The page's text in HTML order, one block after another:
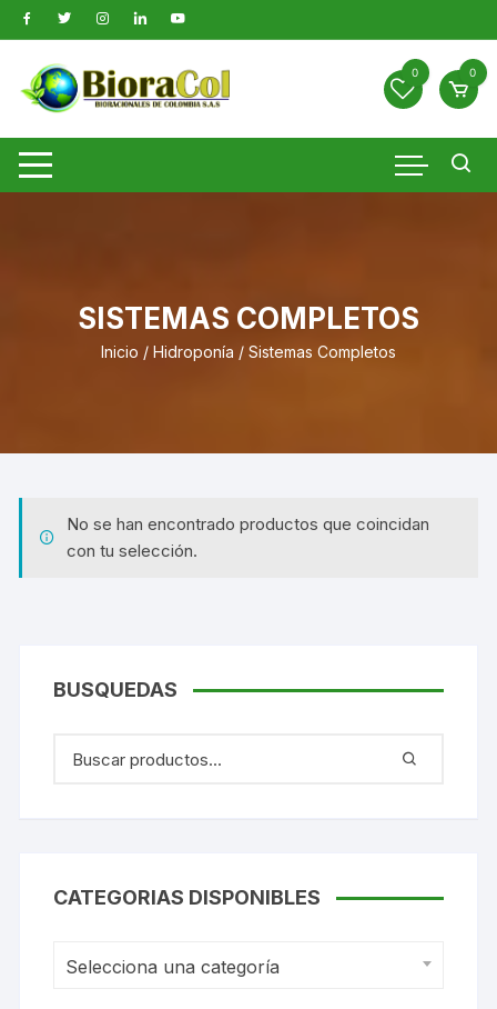
Saltar
al
contenido
0 0
SISTEMAS COMPLETOS
Inicio / Hidroponía / Sistemas Completos
No se han encontrado productos que coincidan
con tu selección.
BUSQUEDAS
CATEGORIAS DISPONIBLES
Selecciona una categoría